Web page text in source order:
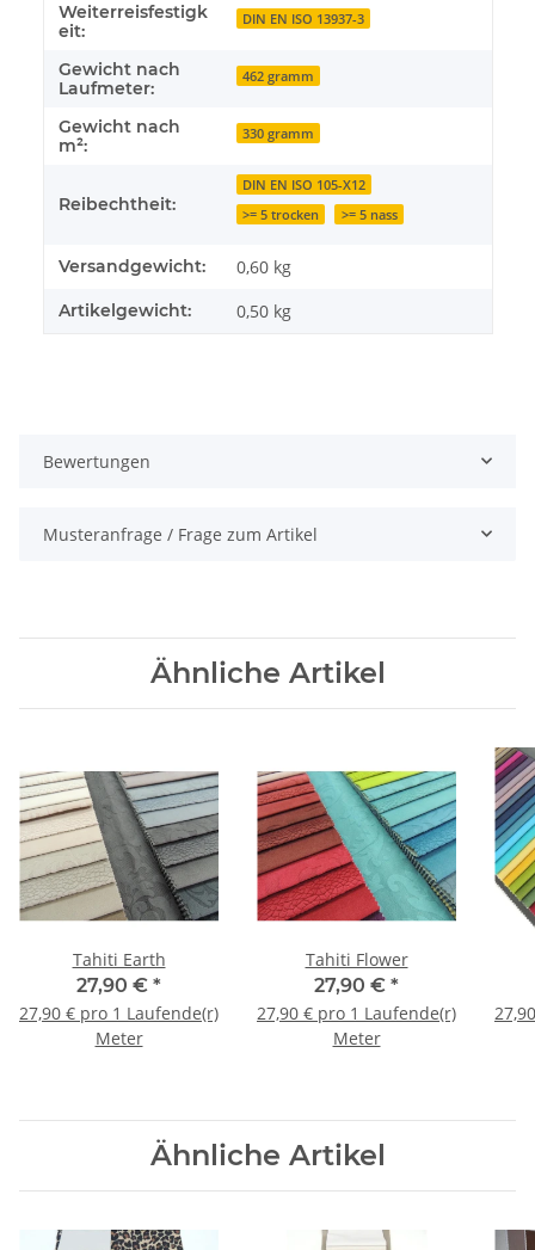
Weiterreisfestigk
eit:
DIN EN ISO 13937-3
Gewicht nach
Laufmeter:
462 gramm
Gewicht nach
m²:
330 gramm
Reibechtheit:
DIN EN ISO 105-X12
>= 5 trocken
>= 5 nass
Versandgewicht: 0,60 kg
Artikelgewicht: 0,50 kg
Bewertungen
Musteranfrage / Frage zum Artikel
Ähnliche Artikel
Tahiti Earth
27,90 € *
27,90 € pro 1 Laufende(r)
Meter
Tahiti Flower
27,90 € *
27,90 € pro 1 Laufende(r)
Meter
Ähnliche Artikel